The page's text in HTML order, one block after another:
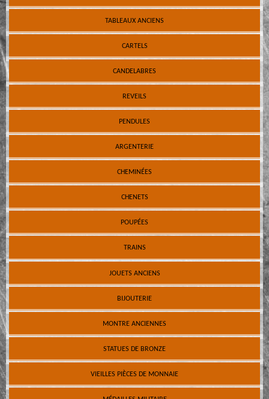
TABLEAUX ANCIENS
CARTELS
CANDELABRES
REVEILS
PENDULES
ARGENTERIE
CHEMINÉES
CHENETS
POUPÉES
TRAINS
JOUETS ANCIENS
BIJOUTERIE
MONTRE ANCIENNES
STATUES DE BRONZE
VIEILLES PIÈCES DE MONNAIE